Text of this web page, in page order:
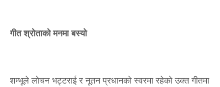
गीत श्रोताको मनमा बस्यो
शम्भूले लोचन भट्टराई र नूतन प्रधानको स्वरमा रहेको उक्त गीतमा